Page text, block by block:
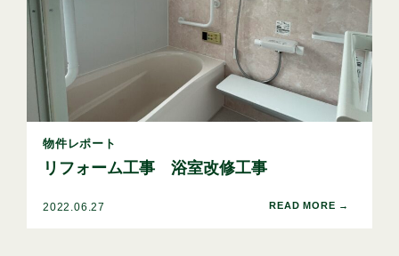
物件レポート
リフォーム工事 浴室改修工事
2022.06.27